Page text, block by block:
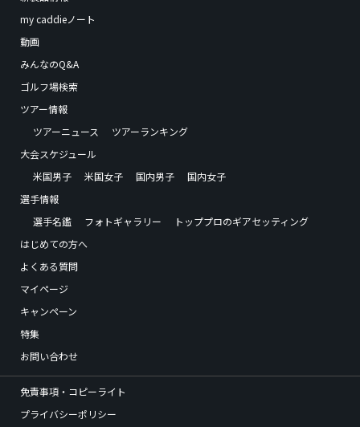
my caddieノート
動画
みんなのQ&A
ゴルフ場検索
ツアー情報
ツアーニュース
ツアーランキング
大会スケジュール
米国男子
米国女子 国内男子
国内女子
選手情報
選手名鑑
フォトギャラリー
トッププロのギアセッティング
はじめての方へ
よくある質問
マイページ
キャンペーン
特集
お問い合わせ
免責事項・コピーライト
プライバシーポリシー